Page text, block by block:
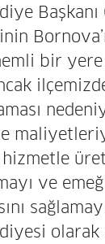
Başkanı
bir yere
hizmetle
ve
olarak